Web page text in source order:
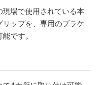
場で使用されている本
ップを、専用のブラケ
です。